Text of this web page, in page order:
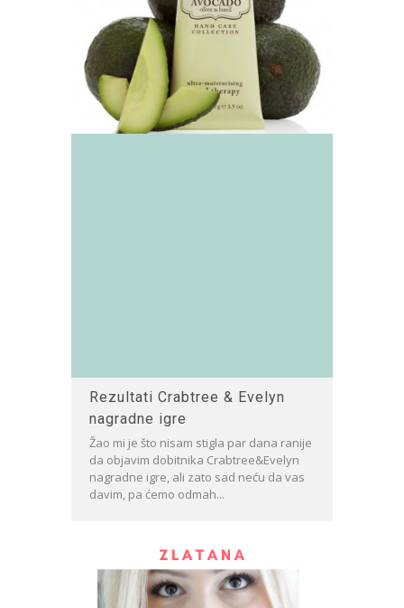
Rezultati Crabtree & Evelyn
nagradne igre
Žao mi je što nisam stigla par dana ranije
da objavim dobitnika Crabtree&Evelyn
nagradne igre, ali zato sad neću da vas
davim, pa ćemo odmah...